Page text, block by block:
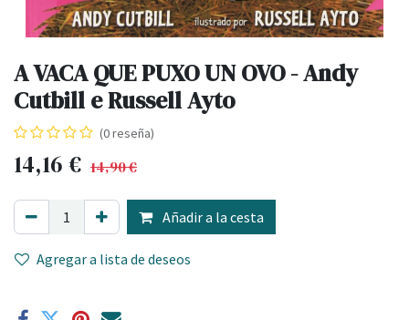
A VACA QUE PUXO UN OVO - Andy
Cutbill e Russell Ayto
(0 reseña)
14,16 € 14,90€
Añadir a la cesta
Agregar a lista de deseos